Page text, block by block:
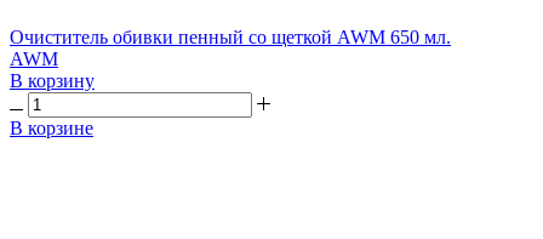
Очиститель обивки пенный со щеткой AWM 650 мл.
AWM
В корзину
В корзине